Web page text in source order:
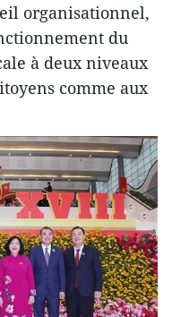
organisationnel,
du
à deux niveaux
comme aux